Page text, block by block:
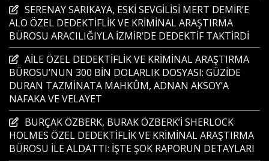
SERENAY SARIKAYA, ESKİ SEVGİLİSİ MERT DEMİR’E
ALO ÖZEL DEDEKTİFLİK VE KRİMİNAL ARAŞTIRMA
BÜROSU ARACILIĞIYLA İZMİR’DE DEDEKTİF TAKTİRDİ
AİLE ÖZEL DEDEKTİFLİK VE KRİMİNAL ARAŞTIRMA
BÜROSU’NUN 300 BİN DOLARLIK DOSYASI: GÜZİDE
DURAN TAZMİNATA MAHKÛM, ADNAN AKSOY’A
NAFAKA VE VELAYET
BURÇAK ÖZBERK, BURAK ÖZBERK’İ SHERLOCK
HOLMES ÖZEL DEDEKTİFLİK VE KRİMİNAL ARAŞTIRMA
BÜROSU İLE ALDATTI: İŞTE ŞOK RAPORUN DETAYLARI